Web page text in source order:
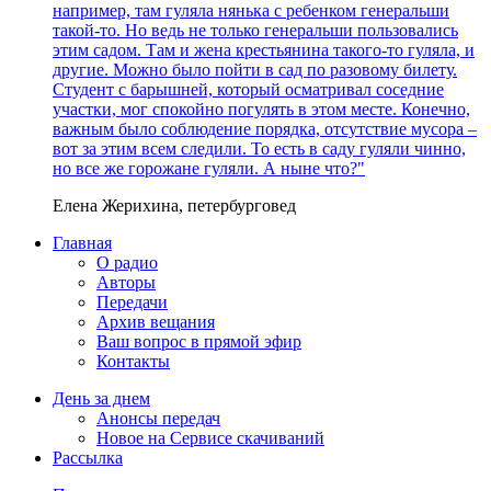
например, там гуляла нянька с ребенком генеральши
такой-то. Но ведь не только генеральши пользовались
этим садом. Там и жена крестьянина такого-то гуляла, и
другие. Можно было пойти в сад по разовому билету.
Студент с барышней, который осматривал соседние
участки, мог спокойно погулять в этом месте. Конечно,
важным было соблюдение порядка, отсутствие мусора –
вот за этим всем следили. То есть в саду гуляли чинно,
но все же горожане гуляли. А ныне что?"
Елена Жерихина, петербурговед
Главная
О радио
Авторы
Передачи
Архив вещания
Ваш вопрос в прямой эфир
Контакты
День за днем
Анонсы передач
Новое на Сервисе скачиваний
Рассылка